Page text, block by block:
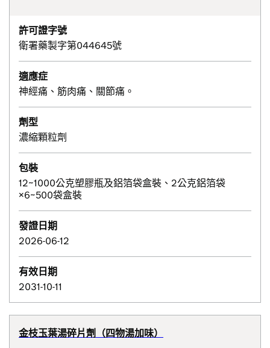
許可證字號
衛署藥製字第044645號
適應症
神經痛、筋肉痛、關節痛。
劑型
濃縮顆粒劑
包裝
12~1000公克塑膠瓶及鋁箔袋盒裝、2公克鋁箔袋
×6~500袋盒裝
發證日期
2026-06-12
有效日期
2031-10-11
金枝玉葉湯碎片劑（四物湯加味）